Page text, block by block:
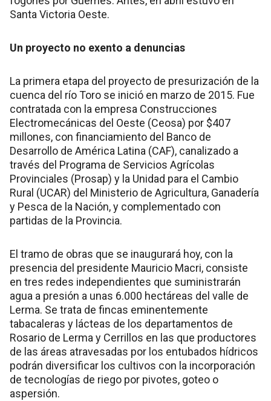
Santa Victoria Oeste.
Un proyecto no exento a denuncias
La primera etapa del proyecto de presurización de la
cuenca del río Toro se inició en marzo de 2015. Fue
contratada con la empresa Construcciones
Electromecánicas del Oeste (Ceosa) por $407
millones, con financiamiento del Banco de
Desarrollo de América Latina (CAF), canalizado a
través del Programa de Servicios Agrícolas
Provinciales (Prosap) y la Unidad para el Cambio
Rural (UCAR) del Ministerio de Agricultura, Ganadería
y Pesca de la Nación, y complementado con
partidas de la Provincia.
El tramo de obras que se inaugurará hoy, con la
presencia del presidente Mauricio Macri, consiste
en tres redes independientes que suministrarán
agua a presión a unas 6.000 hectáreas del valle de
Lerma. Se trata de fincas eminentemente
tabacaleras y lácteas de los departamentos de
Rosario de Lerma y Cerrillos en las que productores
de las áreas atravesadas por los entubados hídricos
podrán diversificar los cultivos con la incorporación
de tecnologías de riego por pivotes, goteo o
aspersión.